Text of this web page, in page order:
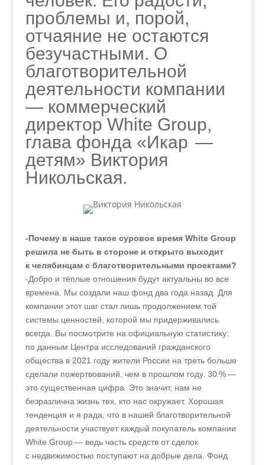
проблемы и, порой,
отчаяние не остаются
безучастными. О
благотворительной
деятельности компании
— коммерческий
директор White Group,
глава фонда «Икар —
детям» Виктория
Никольская.
-Почему в наше такое суровое время White Group
решила не быть в стороне и открыто выходит
к челябинцам с благотворительными проектами?
-Добро и тёплые отношения будут актуальны во все
времена. Мы создали наш фонд два года назад. Для
компании этот шаг стал лишь продолжением той
системы ценностей, которой мы придерживались
всегда. Вы посмотрите на официальную статистику:
по данным Центра исследований гражданского
общества в 2021 году жители России на треть больше
сделали пожертвований, чем в прошлом году. 30 % —
это существенная цифра. Это значит, нам не
безразлична жизнь тех, кто нас окружает. Хорошая
тенденция и я рада, что в нашей благотворительной
деятельности участвует каждый покупатель компании
White Group — ведь часть средств от сделок
с недвижимостью поступают на добрые дела. Фонд